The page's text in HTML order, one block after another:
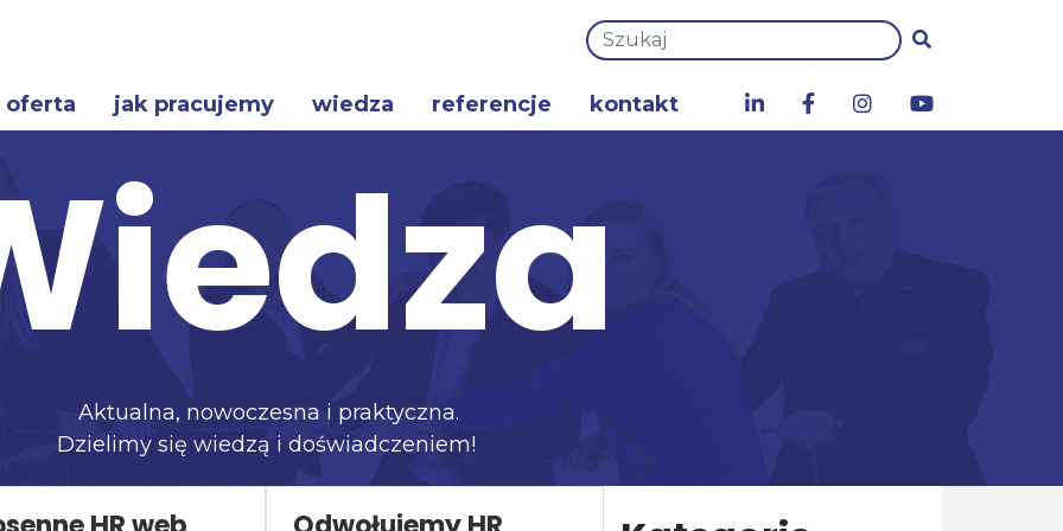
oferta jak pracujemy wiedza referencje kontakt
Aktualna, nowoczesna i praktyczna.
Dzielimy się wiedzą i doświadczeniem!